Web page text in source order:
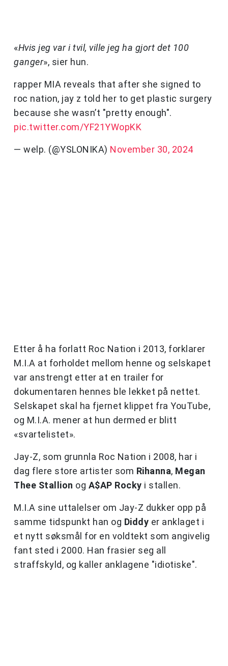
«Hvis jeg var i tvil, ville jeg ha gjort det 100
ganger», sier hun.
rapper MIA reveals that after she signed to
roc nation, jay z told her to get plastic surgery
because she wasn’t "pretty enough".
pic.twitter.com/YF21YWopKK
— welp. (@YSLONIKA) November 30, 2024
Etter å ha forlatt Roc Nation i 2013, forklarer
M.I.A at forholdet mellom henne og selskapet
var anstrengt etter at en trailer for
dokumentaren hennes ble lekket på nettet.
Selskapet skal ha fjernet klippet fra YouTube,
og M.I.A. mener at hun dermed er blitt
«svartelistet».
Jay-Z, som grunnla Roc Nation i 2008, har i
dag flere store artister som Rihanna, Megan
Thee Stallion og A$AP Rocky i stallen.
M.I.A sine uttalelser om Jay-Z dukker opp på
samme tidspunkt han og Diddy er anklaget i
et nytt søksmål for en voldtekt som angivelig
fant sted i 2000. Han frasier seg all
straffskyld, og kaller anklagene "idiotiske".